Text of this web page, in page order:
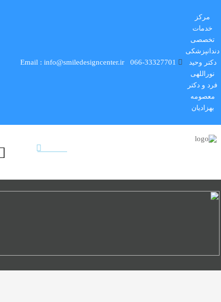
مرکز
خدمات
تخصصی
دندانپزشکی
دکتر وحید
نوراللهی
فرد و دکتر
معصومه
بهزادیان